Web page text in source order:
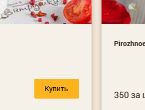
Купить
350 за